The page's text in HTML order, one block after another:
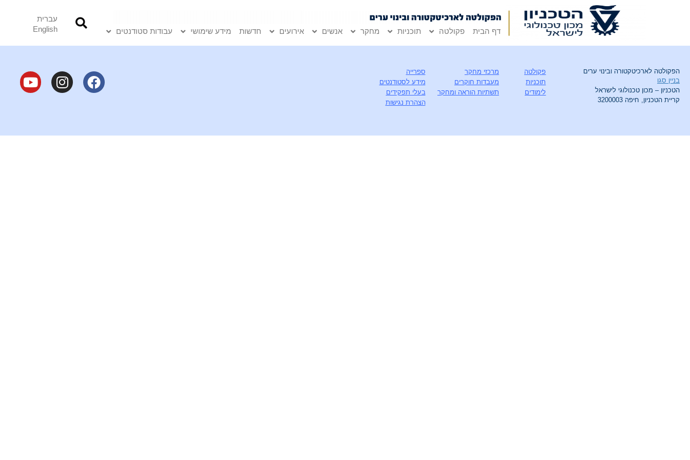
דף הבית פקולטה תוכניות מחקר אנשים אירועים חדשות מידע שימושי עבודות סטודנטים
עברית
English
הפקולטה לארכיטקטורה ובינוי ערים
בניין סגו
הטכניון – מכון טכנולוגי לישראל
קריית הטכניון, חיפה 3200003
פקולטה
תוכניות
לימודים
מרכזי מחקר
מעבדות חוקרים
תשתיות הוראה ומחקר
ספרייה
מידע לסטודנטים
בעלי תפקידים
הצהרת נגישות